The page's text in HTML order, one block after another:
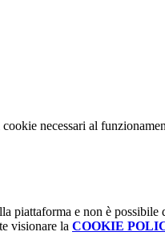
necessari al
piattaforma e non è possibile
visionare la COOKIE